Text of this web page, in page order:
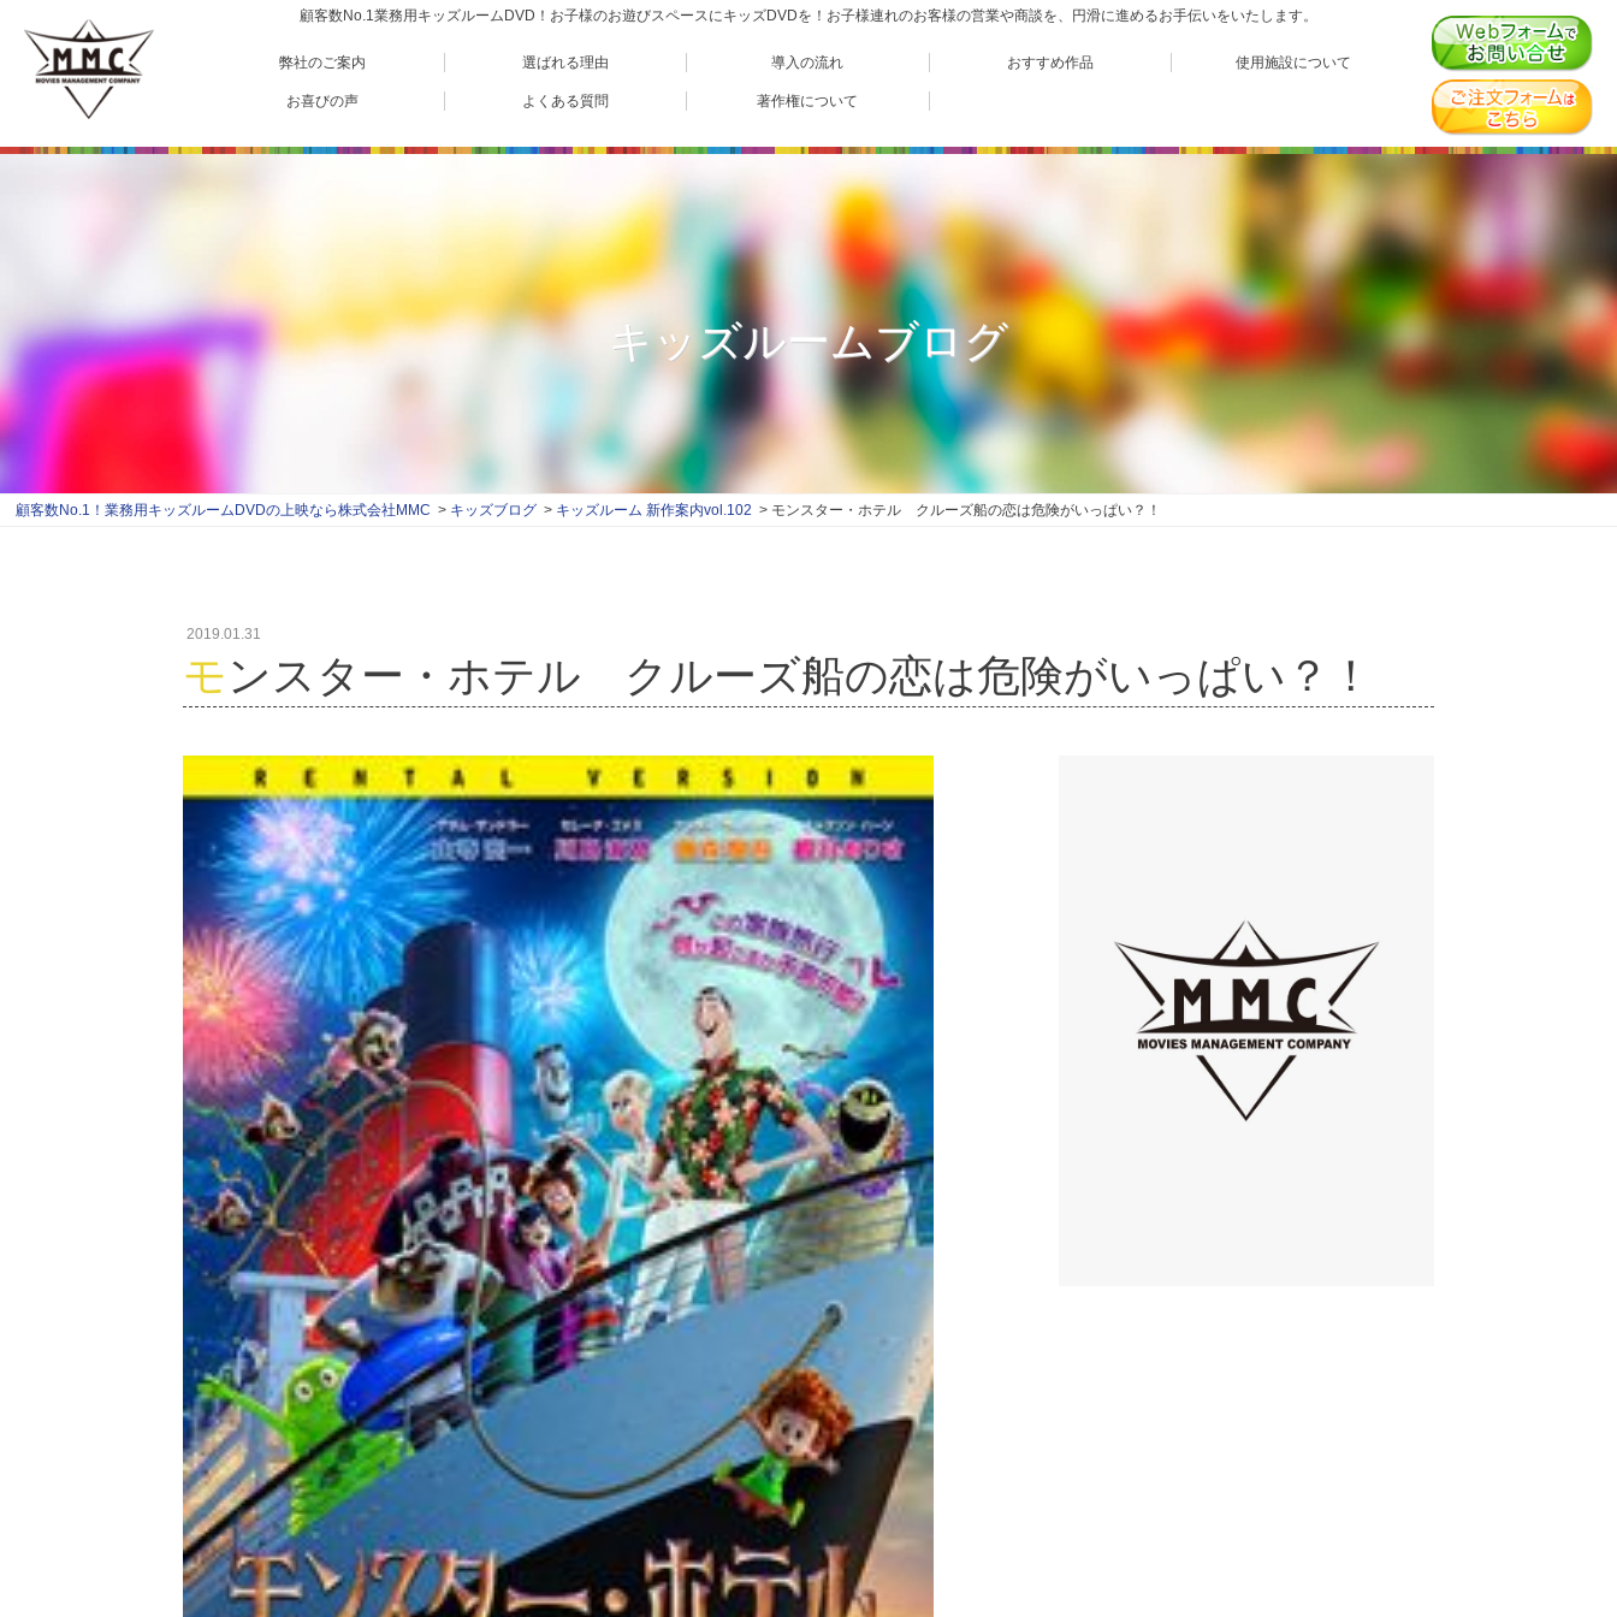
顧客数No.1業務用キッズルームDVD！お子様のお遊びスペースにキッズDVDを！お子様連れのお客様の営業や商談を、円滑に進めるお手伝いをいたします。
弊社のご案内 選ばれる理由 導入の流れ おすすめ作品 使用施設について
お喜びの声 よくある質問 著作権について
キッズルームブログ
顧客数No.1！業務用キッズルームDVDの上映なら株式会社MMC キッズブログ キッズルーム 新作案内vol.102 モンスター・ホテル クルーズ船の恋は危険がいっぱい？！
2019.01.31
モンスター・ホテル クルーズ船の恋は危険がいっぱい？！